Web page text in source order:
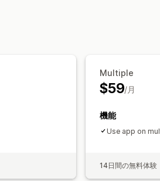
Multiple
$59/月
機能
Use app on
14日間の無料体験